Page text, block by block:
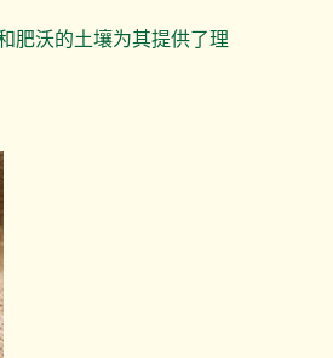
肥沃的土壤为其提供了理